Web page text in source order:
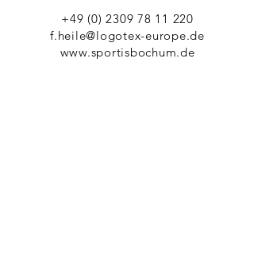
+49 (0) 2309 78 11 220
f.heile@logotex-europe.de
www.sportisbochum.de